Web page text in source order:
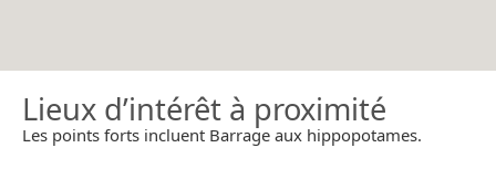
Lieux d’intérêt à proximité
Les points forts incluent Barrage aux hippopotames.